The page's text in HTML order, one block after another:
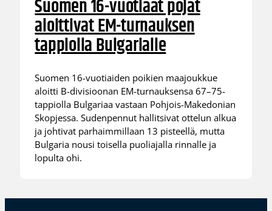
Suomen 16-vuotiaat pojat
aloittivat EM-turnauksen
tappiolla Bulgarialle
Suomen 16-vuotiaiden poikien maajoukkue
aloitti B-divisioonan EM-turnauksensa 67–75-
tappiolla Bulgariaa vastaan Pohjois-Makedonian
Skopjessa. Sudenpennut hallitsivat ottelun alkua
ja johtivat parhaimmillaan 13 pisteellä, mutta
Bulgaria nousi toisella puoliajalla rinnalle ja
lopulta ohi.